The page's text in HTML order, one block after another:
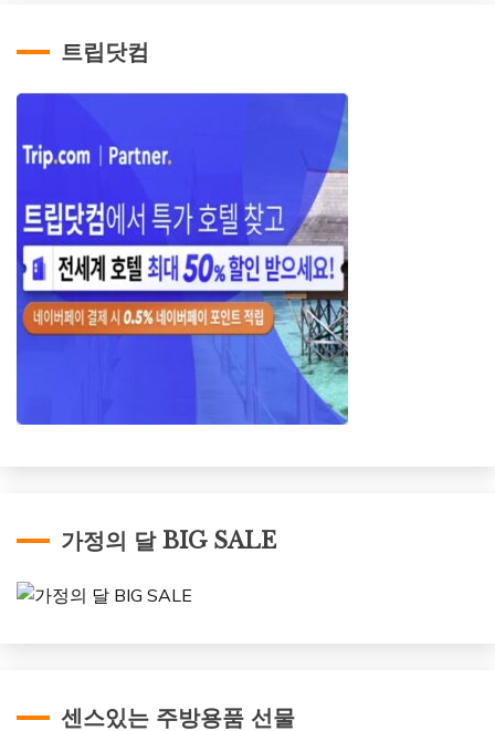
트립닷컴
가정의 달 BIG SALE
센스있는 주방용품 선물